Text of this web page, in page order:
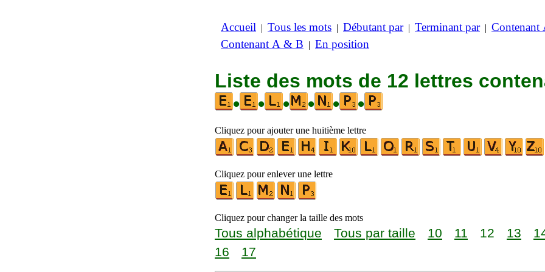
Accueil | Tous les mots | Débutant par| Terminant par| Contenant
Contenant A & B | En position
Liste des mots de 12 lettres
•
• • • • •
Cliquez pour ajouter une huitième lettre
Cliquez pour enlever une lettre
Cliquez pour changer la taille des mots
Tous alphabétique Tous par taille 10 11 12 13
16
17